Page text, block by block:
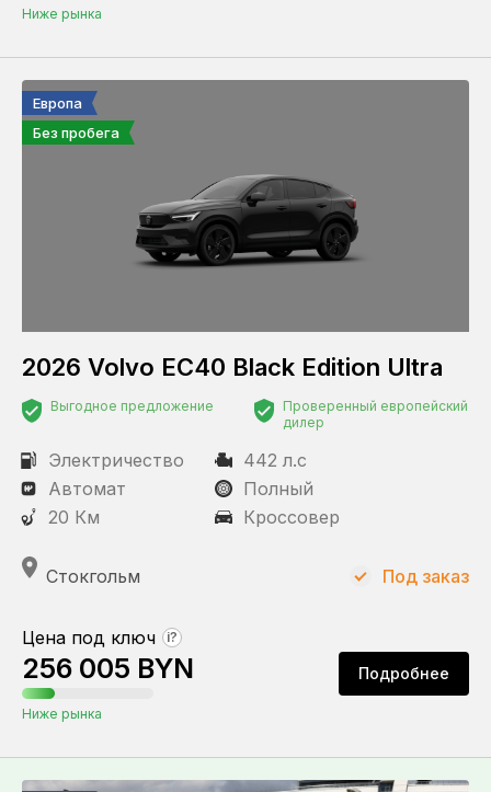
Ниже рынка
Европа
Без пробега
2026 Volvo EC40 Black Edition Ultra
Выгодное предложение
Проверенный европейский
дилер
Электричество
442 л.с
Автомат
Полный
20 Км
Кроссовер
Стокгольм
Цена под ключ ?
256 005 BYN
Ниже рынка
Подробнее
Под заказ